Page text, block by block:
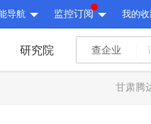
导航 监控订阅 我的
研究院 查企业
甘肃腾